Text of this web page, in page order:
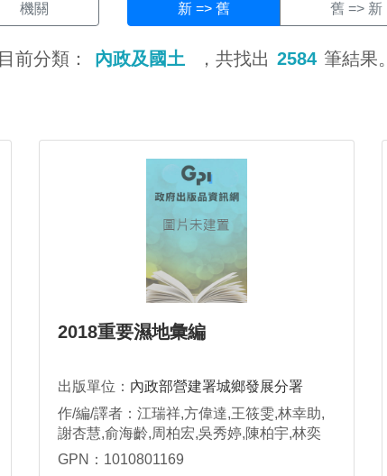
機關 新 => 舊 舊 => 新
目前分類： 內政及國土 ，共找出 2584 筆結果。
2018重要濕地彙編
出版單位： 內政部營建署城鄉發展分署
作/編/譯者：江瑞祥,方偉達,王筱雯,林幸助,
謝杏慧,俞海齡,周柏宏,吳秀婷,陳柏宇,林奕
萱,洪嘉妤,林奕萱,吳昀融,陳禹彤
GPN：1010801169